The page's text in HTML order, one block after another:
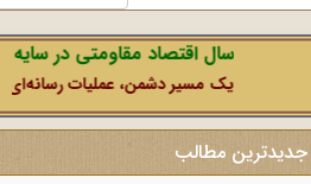
سال اقتصاد مقاومتی در سایه
یک مسیر دشمن، عملیات رسانه‌ای او
جدیدترین مطالب